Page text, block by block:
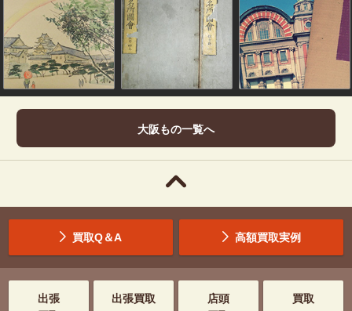
大阪もの一覧へ
買取Q＆A 高額買取実例
出張
出張買取
店頭
買取